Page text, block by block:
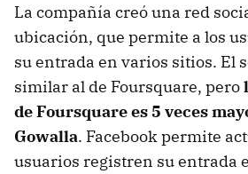
La compañía creó una red
ubicación, que permite a los
su entrada en varios sitios. El
similar al de Foursquare, pero
de Foursquare es 5 veces
Gowalla. Facebook permite
usuarios registren su entrada